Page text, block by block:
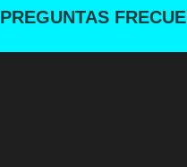
PREGUNTAS